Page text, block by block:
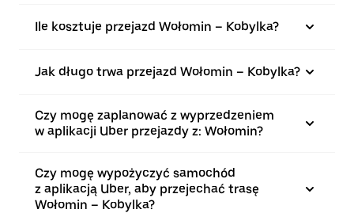
Ile kosztuje przejazd Wołomin – Kobylka?
Jak długo trwa przejazd Wołomin – Kobylka?
Czy mogę zaplanować z wyprzedzeniem
w aplikacji Uber przejazdy z: Wołomin?
Czy mogę wypożyczyć samochód
z aplikacją Uber, aby przejechać trasę
Wołomin – Kobylka?